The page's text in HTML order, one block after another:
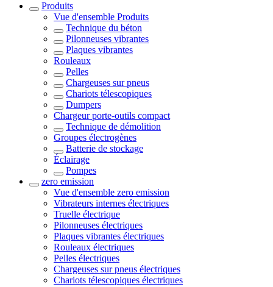
Produits
Vue d'ensemble Produits
Technique du béton
Pilonneuses vibrantes
Plaques vibrantes
Rouleaux
Pelles
Chargeuses sur pneus
Chariots télescopiques
Dumpers
Chargeur porte-outils compact
Technique de démolition
Groupes électrogènes
Batterie de stockage
Éclairage
Pompes
zero emission
Vue d'ensemble zero emission
Vibrateurs internes électriques
Truelle électrique
Pilonneuses électriques
Plaques vibrantes électriques
Rouleaux électriques
Pelles électriques
Chargeuses sur pneus électriques
Chariots télescopiques électriques